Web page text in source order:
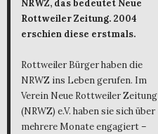
NRWZ, das bedeutet Neue
Rottweiler Zeitung. 2004
erschien diese erstmals.
Rottweiler Bürger haben die
NRWZ ins Leben gerufen. Im
Verein Neue Rottweiler Zeitung
(NRWZ) e.V. haben sie sich über
mehrere Monate engagiert –